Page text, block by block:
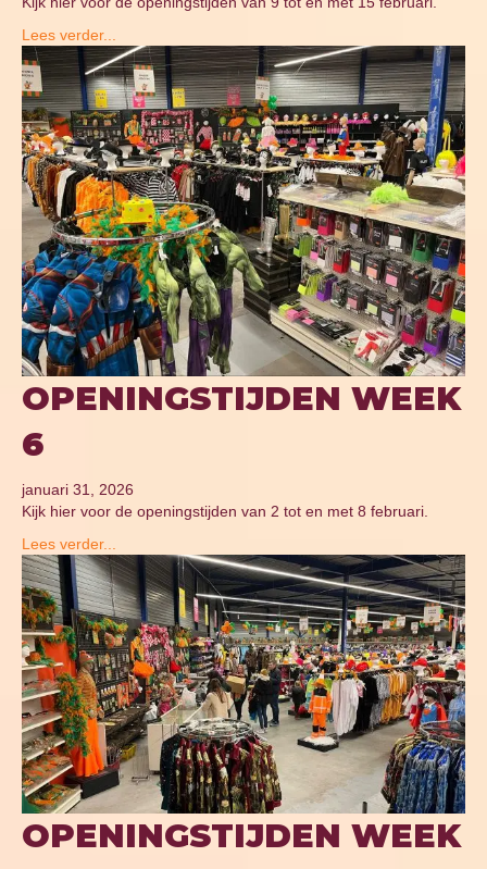
Lees verder...
OPENINGSTIJDEN WEEK
6
januari 31, 2026
Kijk hier voor de openingstijden van 2 tot en met 8 februari.
Lees verder...
OPENINGSTIJDEN WEEK